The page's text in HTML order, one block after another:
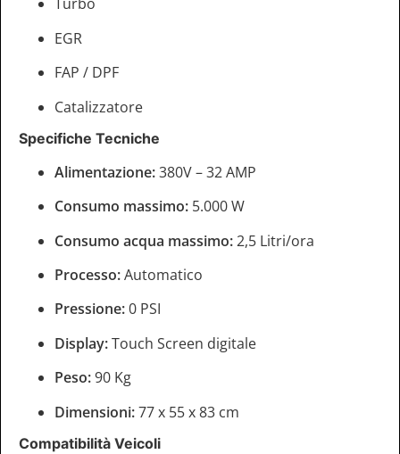
EGR
FAP / DPF
Catalizzatore
Specifiche Tecniche
Alimentazione:380V – 32 AMP
Consumo massimo: 5.000 W
Consumo acqua massimo:2,5 Litri/ora
Processo:Automatico
Pressione:0 PSI
Display:Touch Screen digitale
Peso:90 Kg
Dimensioni:77 x 55 x 83 cm
Compatibilità Veicoli